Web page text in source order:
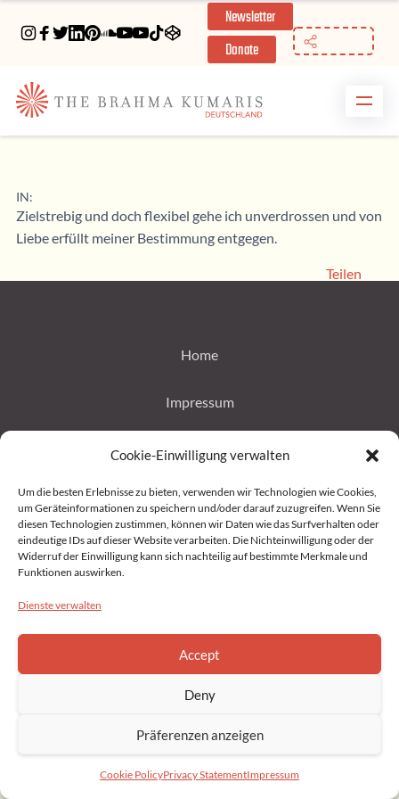
Cookie-Einwilligung verwalten
Um die besten Erlebnisse zu bieten, verwenden wir Technologien wie Cookies,
um Geräteinformationen zu speichern und/oder darauf zuzugreifen. Wenn Sie
diesen Technologien zustimmen, können wir Daten wie das Surfverhalten oder
eindeutige IDs auf dieser Website verarbeiten. Die Nichteinwilligung oder der
Widerruf der Einwilligung kann sich nachteilig auf bestimmte Merkmale und
Funktionen auswirken.
Dienste verwalten
Accept
Deny
Präferenzen anzeigen
Cookie PolicyPrivacy StatementImpressum
Newsletter
Donate
IN:
Zielstrebig und doch flexibel gehe ich unverdrossen und von
Liebe erfüllt meiner Bestimmung entgegen.
Teilen
Home
Impressum
Datenschutz
Privacy Statement (EU)
Cookie Policy (EU)
Copyright © 2022 Brahmakumaris Germany. All rights reserved